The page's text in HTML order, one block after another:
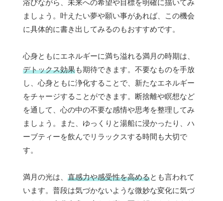
浴びながら、未来への希望や目標を明確に描いてみ
ましょう。叶えたい夢や願い事があれば、この機会
に具体的に書き出してみるのもおすすめです。
心身ともにエネルギーに満ち溢れる満月の時期は、
デトックス効果も期待できます。不要なものを手放
し、心身ともに浄化することで、新たなエネルギー
をチャージすることができます。断捨離や瞑想など
を通して、心の中の不要な感情や思考を整理してみ
ましょう。また、ゆっくりと湯船に浸かったり、ハ
ーブティーを飲んでリラックスする時間も大切で
す。
満月の光は、 直感力や感受性を高めるとも言われて
います。普段は気づかないような微妙な変化に気づ